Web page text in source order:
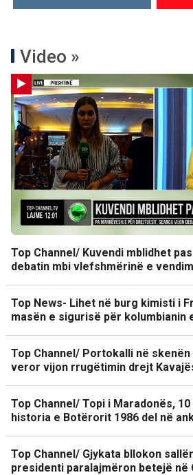
Video »
Top Channel/ Kuvendi mblidhet
debatin mbi vlefshmërinë e
Top News- Lihet në burg kimisti i
masën e sigurisë për kolumbianin
Top Channel/ Portokalli në
veror vijon rrugëtimin drejt
Top Channel/ Topi i Maradonës,
historia e Botërorit 1986 del në
Top Channel/ Gjykata bllokon
presidenti paralajmëron betejë në